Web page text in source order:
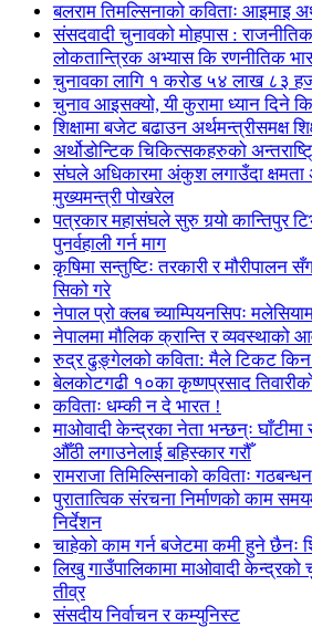
बलराम तिमल्सिनाको कविताः आइमाइ
संसदवादी चुनावको मोहपास :
लोकतान्त्रिक अभ्यास कि रणनीतिक
चुनावका लागि १ करोड ५४ लाख ८३
चुनाव आइसक्यो, यी कुरामा ध्यान दिने
शिक्षामा बजेट बढाउन अर्थमन्त्रीसमक्ष
अर्थोडोन्टिक चिकित्सकहरुको
संघले अधिकारमा अंकुश लगाउँदा क्षमता
मुख्यमन्त्री पोखरेल
पत्रकार महासंघले सुरु गर्‍यो कान्तिपुर
पुनर्वहाली गर्न माग
कृषिमा सन्तुष्टिः तरकारी र
सिको गरे
नेपाल प्रो क्लब च्याम्पियनसिपः
नेपालमा मौलिक क्रान्ति र व्यवस्थाको
रुद्र ढुङ्गेलको कविता: मैले टिकट किन
बेलकोटगढी १०का कृष्णप्रसाद
कविताः धम्की न दे भारत !
माओवादी केन्द्रका नेता भन्छन्ः
औँठी लगाउनेलाई बहिस्कार गरौँ
रामराजा तिमिल्सिनाको कविताः गठबन्धन
पुरातात्विक संरचना निर्माणको काम
निर्देशन
चाहेको काम गर्न बजेटमा कमी हुने छैनः
लिखु गाउँपालिकामा माओवादी केन्द्रको
तीव्र
संसदीय निर्वाचन र कम्युनिस्ट